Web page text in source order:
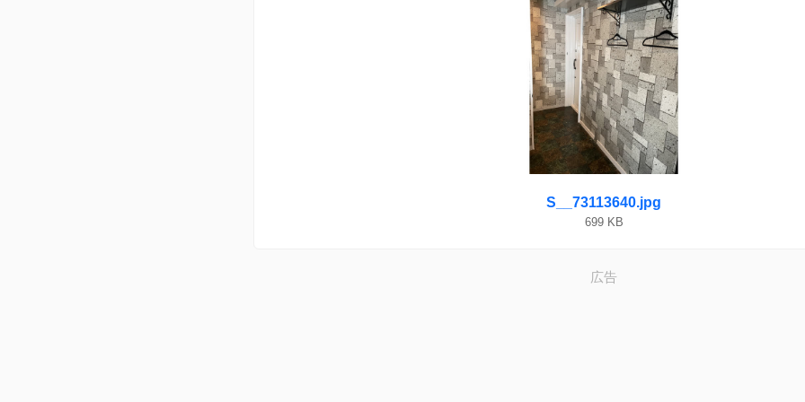
S__73113640.jpg
699 KB
広告